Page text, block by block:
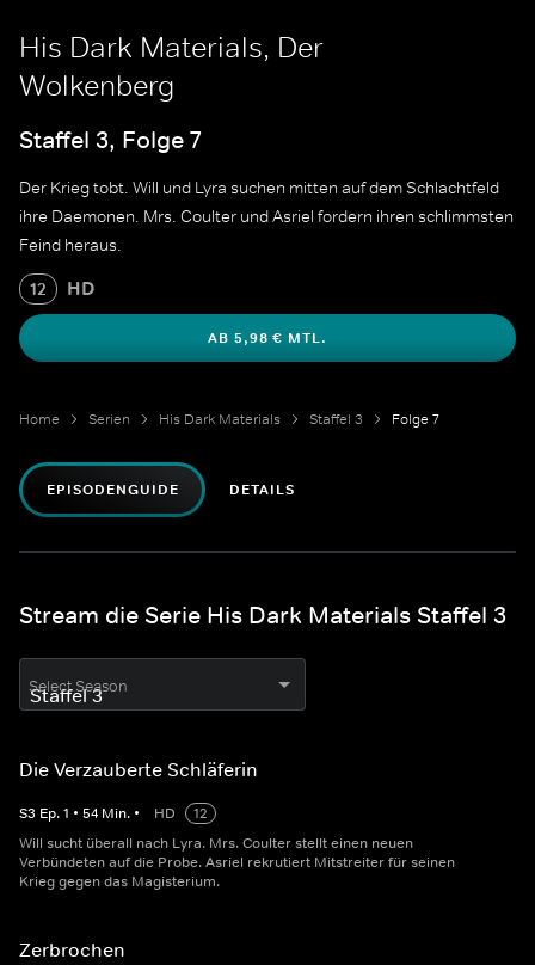
His Dark Materials, Der
Wolkenberg
Staffel 3, Folge 7
Der Krieg tobt. Will und Lyra suchen mitten auf dem Schlachtfeld
ihre Daemonen. Mrs. Coulter und Asriel fordern ihren schlimmsten
Feind heraus.
12 HD
AB 5,98 € MTL.
Home Serien His Dark Materials Staffel 3 Folge 7
EPISODENGUIDE DETAILS
Stream die Serie His Dark Materials Staffel 3
Select Season
Die Verzauberte Schläferin
S3 Ep.1 • 54 Min. • HD
12
Will sucht überall nach Lyra. Mrs. Coulter stellt einen neuen
Verbündeten auf die Probe. Asriel rekrutiert Mitstreiter für seinen
Krieg gegen das Magisterium.
Zerbrochen